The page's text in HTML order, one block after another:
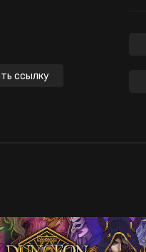
ссылку